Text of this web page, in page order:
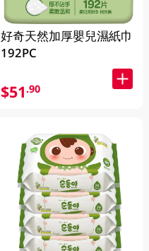
好奇天然加厚嬰兒濕紙巾
192PC
$51.90